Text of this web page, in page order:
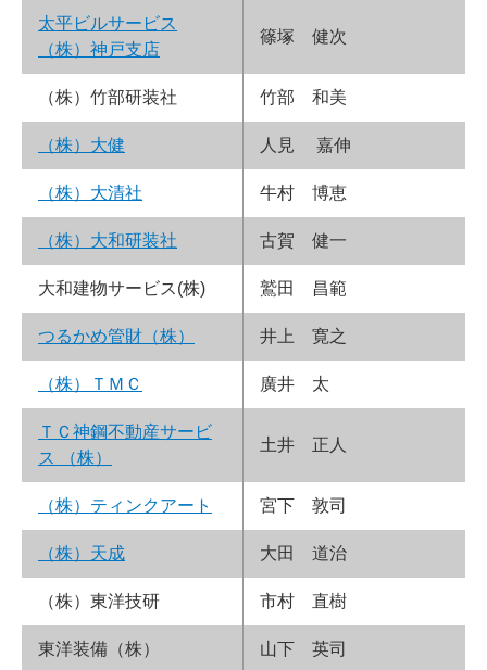
太平ビルサービス
（株）神戸支店
篠塚 健次
（株）竹部研装社 竹部 和美
（株）大健 人見 嘉伸
（株）大清社 牛村 博恵
（株）大和研装社 古賀 健一
大和建物サービス(株) 鷲田 昌範
つるかめ管財（株） 井上 寛之
（株）ＴＭＣ 廣井 太
ＴＣ神鋼不動産サービ
ス （株）
土井 正人
（株）ティンクアート 宮下 敦司
（株）天成 大田 道治
（株）東洋技研 市村 直樹
東洋装備（株） 山下 英司